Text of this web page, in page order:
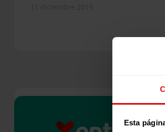
Esta